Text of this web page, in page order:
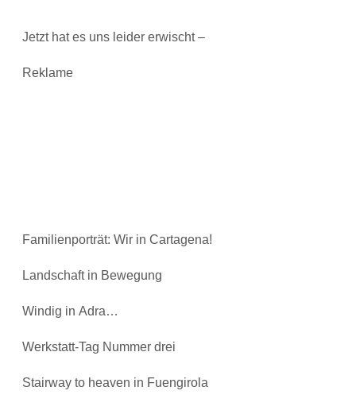
Jetzt hat es uns leider erwischt –
Reklame
Familienporträt: Wir in Cartagena!
Landschaft in Bewegung
Windig in Adra…
Werkstatt-Tag Nummer drei
Stairway to heaven in Fuengirola